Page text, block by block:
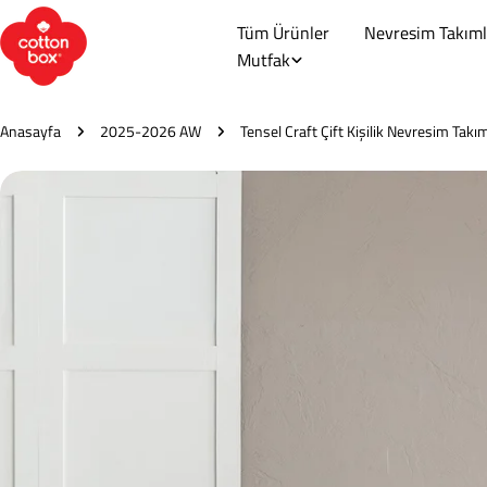
İçeriğe
atla
Tüm Ürünler Nevresim
Mutfak
Anasayfa 2025-2026 AW Tensel Craft Çift Kişilik Nevresim